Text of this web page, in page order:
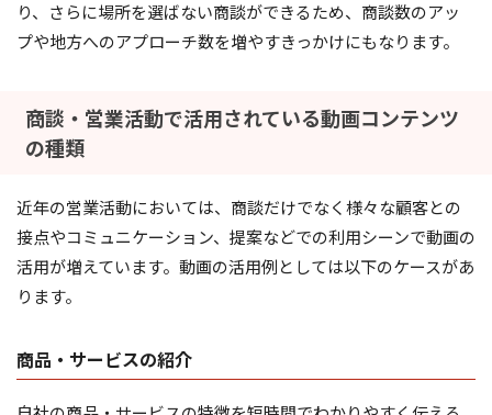
り、さらに場所を選ばない商談ができるため、商談数のアッ
プや地方へのアプローチ数を増やすきっかけにもなります。
商談・営業活動で活用されている動画コンテンツ
の種類
近年の営業活動においては、商談だけでなく様々な顧客との
接点やコミュニケーション、提案などでの利用シーンで動画の
活用が増えています。動画の活用例としては以下のケースがあ
ります。
商品・サービスの紹介